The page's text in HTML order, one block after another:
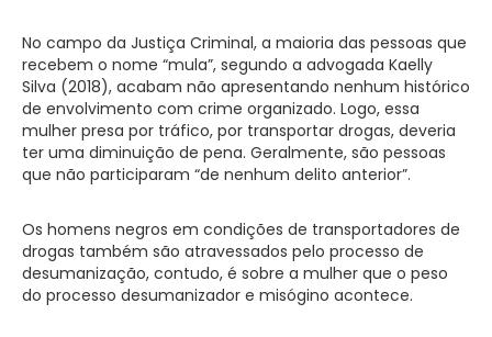
No campo da Justiça Criminal, a maioria das pessoas que
recebem o nome “mula”, segundo a advogada Kaelly
Silva (2018), acabam não apresentando nenhum histórico
de envolvimento com crime organizado. Logo, essa
mulher presa por tráfico, por transportar drogas, deveria
ter uma diminuição de pena. Geralmente, são pessoas
que não participaram “de nenhum delito anterior”.
Os homens negros em condições de transportadores de
drogas também são atravessados pelo processo de
desumanização, contudo, é sobre a mulher que o peso
do processo desumanizador e misógino acontece.